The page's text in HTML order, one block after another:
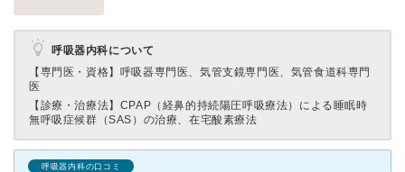
呼吸器内科について
【専門医・資格】 呼吸器専門医、気管支鏡専門医、気管食道科専門
医
【診療・治療法】 CPAP（経鼻的持続陽圧呼吸療法）による睡眠時
無呼吸症候群（SAS）の治療、在宅酸素療法
呼吸器内科の口コミ